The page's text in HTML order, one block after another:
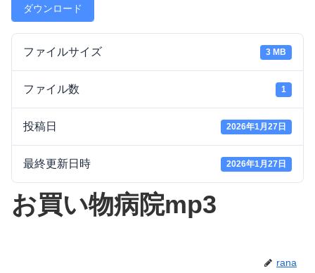
ダウンロード
ファイルサイズ 3 MB
ファイル数 1
投稿日 2026年1月27日
最終更新日時 2026年1月27日
お買い物病院mp3
rana